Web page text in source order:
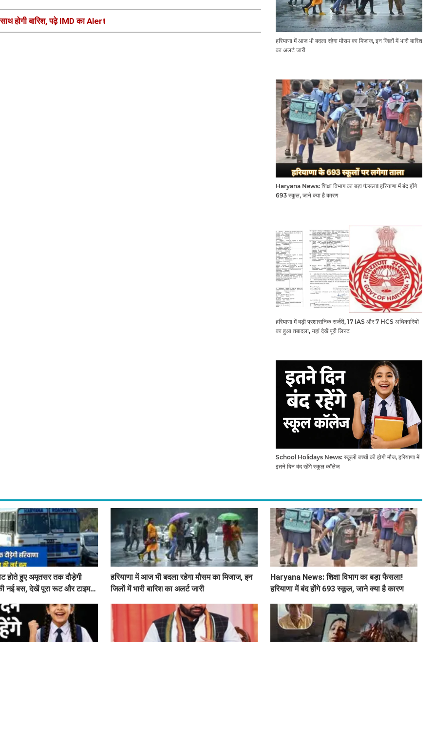
होगी बारिश, पढ़े IMD का Alert
हरियाणा में आज भी बदला रहेगा मौसम का मिजाज, इन जिलों में भारी बारिश
का अलर्ट जारी
Haryana News: शिक्षा विभाग का बड़ा फैसला! हरियाणा में बंद होंगे
693 स्कूल, जाने क्या है कारण
हरियाणा में बड़ी प्रशासनिक सर्जरी, 17 IAS और 7 HCS अधिकारियों
का हुआ तबादला, यहां देखें पूरी लिस्ट
School Holidays News: स्कूली बच्चों की होगी मौज, हरियाणा में
इतने दिन बंद रहेंगे स्कूल कॉलेज
होते हुए अमृतसर तक दौड़ेगी
नई बस, देखें पूरा रूट और टाइम
हरियाणा में आज भी बदला रहेगा मौसम का मिजाज, इन
जिलों में भारी बारिश का अलर्ट जारी
Haryana News: शिक्षा विभाग का बड़ा फैसला!
हरियाणा में बंद होंगे 693 स्कूल, जाने क्या है कारण